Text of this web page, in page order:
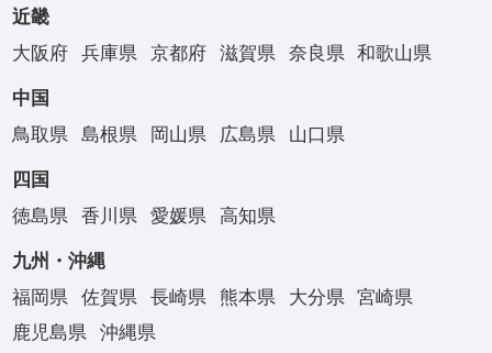
近畿
大阪府
兵庫県 京都府 滋賀県 奈良県 和歌山県
中国
鳥取県
島根県 岡山県 広島県 山口県
四国
徳島県
香川県 愛媛県 高知県
九州・沖縄
福岡県
佐賀県 長崎県 熊本県 大分県
宮崎県
鹿児島県
沖縄県